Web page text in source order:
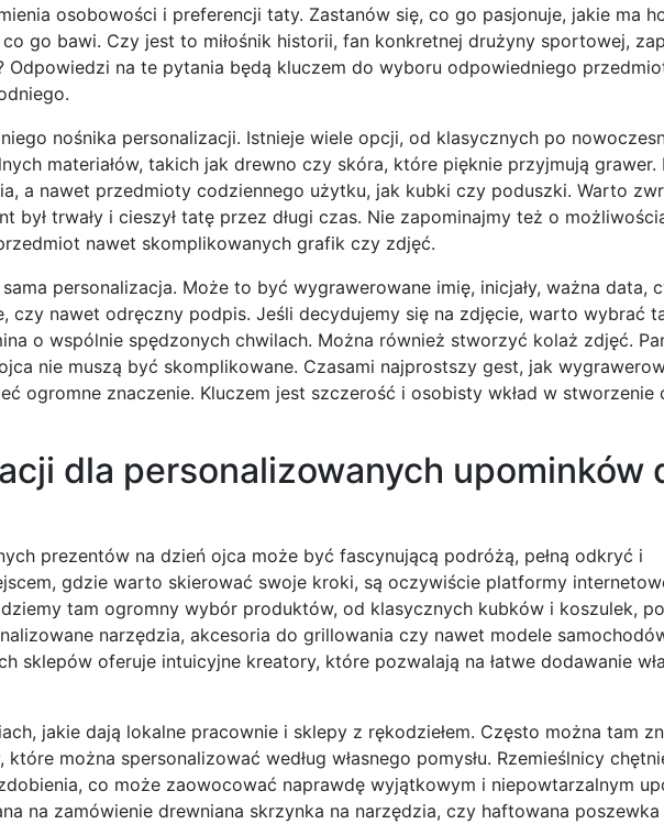
osobowości i preferencji taty. Zastanów się, co go pasjonuje, jakie ma
go bawi. Czy jest to miłośnik historii, fan konkretnej drużyny sportowej,
Odpowiedzi na te pytania będą kluczem do wyboru odpowiedniego
nośnika personalizacji. Istnieje wiele opcji, od klasycznych po
materiałów, takich jak drewno czy skóra, które pięknie przyjmują grawer.
a nawet przedmioty codziennego użytku, jak kubki czy poduszki. Warto
był trwały i cieszył tatę przez długi czas. Nie zapominajmy też o
nawet skomplikowanych grafik czy zdjęć.
personalizacja. Może to być wygrawerowane imię, inicjały, ważna data,
czy nawet odręczny podpis. Jeśli decydujemy się na zdjęcie, warto wybrać
o wspólnie spędzonych chwilach. Można również stworzyć kolaż zdjęć.
nie muszą być skomplikowane. Czasami najprostszy gest, jak
ogromne znaczenie. Kluczem jest szczerość i osobisty wkład w stworzenie
dla personalizowanych upominków
prezentów na dzień ojca może być fascynującą podróżą, pełną odkryć i
gdzie warto skierować swoje kroki, są oczywiście platformy
tam ogromny wybór produktów, od klasycznych kubków i koszulek,
narzędzia, akcesoria do grillowania czy nawet modele
sklepów oferuje intuicyjne kreatory, które pozwalają na łatwe dodawanie
jakie dają lokalne pracownie i sklepy z rękodziełem. Często można tam
można spersonalizować według własnego pomysłu. Rzemieślnicy
co może zaowocować naprawdę wyjątkowym i niepowtarzalnym
na zamówienie drewniana skrzynka na narzędzia, czy haftowana poszewka